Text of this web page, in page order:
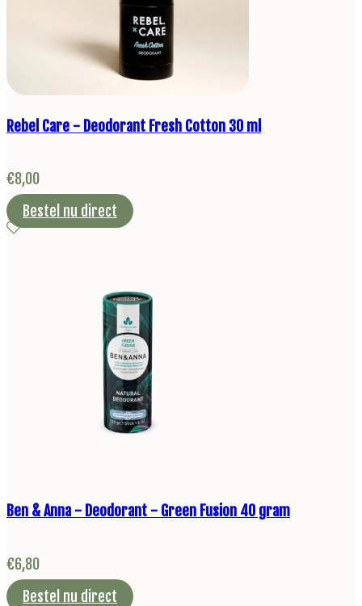
Rebel Care - Deodorant Fresh Cotton 30 ml
€8,00
Bestel nu direct
Ben & Anna - Deodorant - Green Fusion 40 gram
€6,80
Bestel nu direct